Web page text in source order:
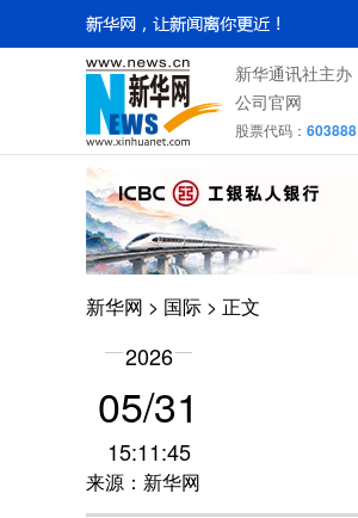
新华通讯社主办
公司官网
股票代码： 603888
新华网 > 国际 > 正文
2026
05/31
15:11:45
来源：新华网